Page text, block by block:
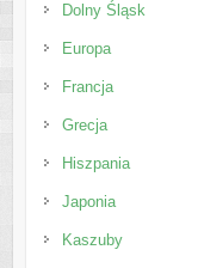
Dolny Śląsk
Europa
Francja
Grecja
Hiszpania
Japonia
Kaszuby